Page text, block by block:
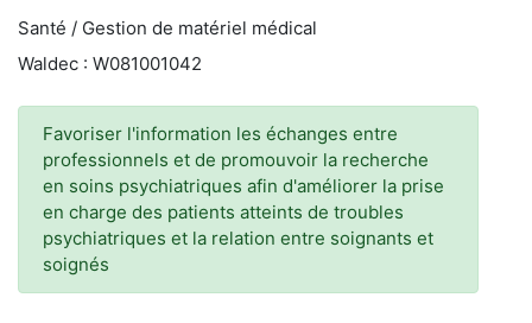
Santé / Gestion de matériel médical
Waldec : W081001042
Favoriser l'information les échanges entre
professionnels et de promouvoir la recherche
en soins psychiatriques afin d'améliorer la prise
en charge des patients atteints de troubles
psychiatriques et la relation entre soignants et
soignés